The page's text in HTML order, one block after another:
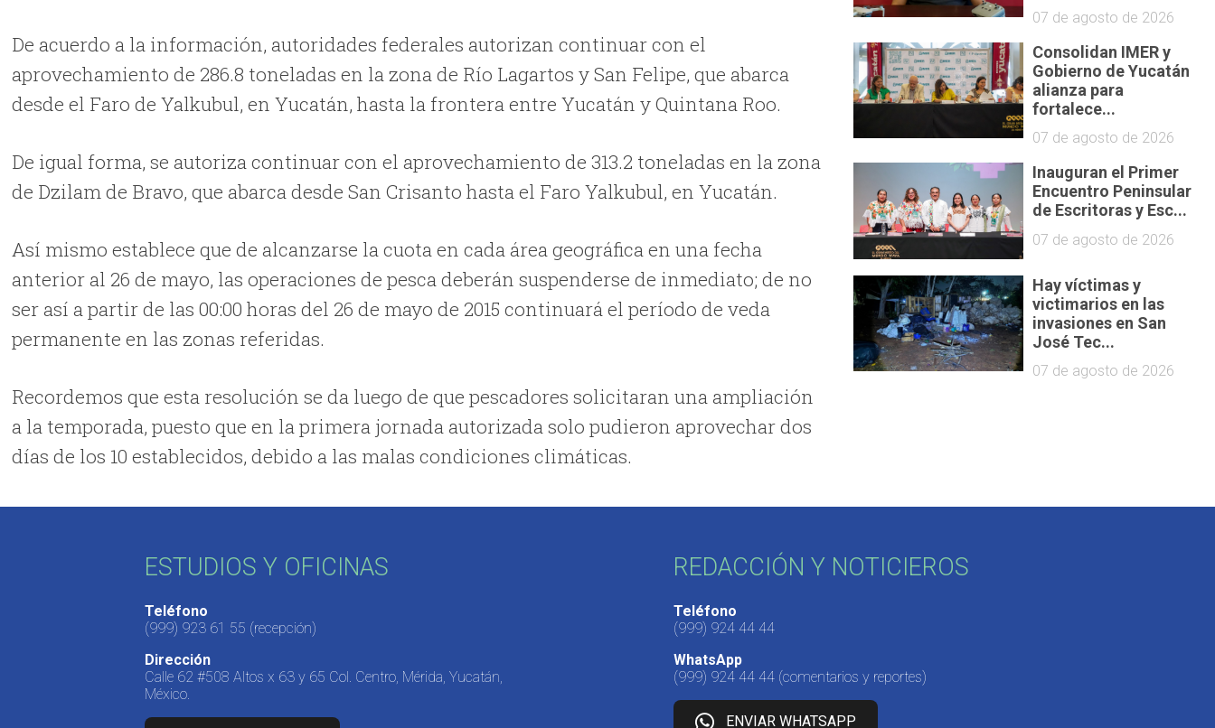
De acuerdo a la información, autoridades federales autorizan continuar con el
aprovechamiento de 286.8 toneladas en la zona de Río Lagartos y San Felipe, que abarca
desde el Faro de Yalkubul, en Yucatán, hasta la frontera entre Yucatán y Quintana Roo.
De igual forma, se autoriza continuar con el aprovechamiento de 313.2 toneladas en la zona
de Dzilam de Bravo, que abarca desde San Crisanto hasta el Faro Yalkubul, en Yucatán.
Así mismo establece que de alcanzarse la cuota en cada área geográfica en una fecha
anterior al 26 de mayo, las operaciones de pesca deberán suspenderse de inmediato; de no
ser así a partir de las 00:00 horas del 26 de mayo de 2015 continuará el período de veda
permanente en las zonas referidas.
Recordemos que esta resolución se da luego de que pescadores solicitaran una ampliación
a la temporada, puesto que en la primera jornada autorizada solo pudieron aprovechar dos
días de los 10 establecidos, debido a las malas condiciones climáticas.
07 de agosto de 2026
Consolidan IMER y
Gobierno de Yucatán
alianza para
fortalece...
07 de agosto de 2026
Inauguran el Primer
Encuentro Peninsular
de Escritoras y Esc...
07 de agosto de 2026
Hay víctimas y
victimarios en las
invasiones en San
José Tec...
07 de agosto de 2026
ESTUDIOS Y OFICINAS
Teléfono
(999) 923 61 55 (recepción)
Dirección
Calle 62 #508 Altos x 63 y 65 Col. Centro, Mérida, Yucatán,
México.
REDACCIÓN Y NOTICIEROS
Teléfono
(999) 924 44 44
WhatsApp
(999) 924 44 44 (comentarios y reportes)
ENVIAR WHATSAPP